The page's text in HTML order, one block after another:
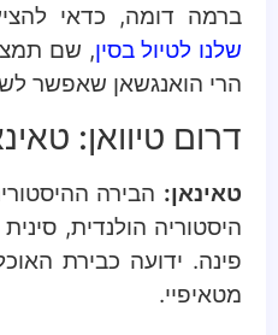
ברמה דומה, כדאי
שלנו לטיול בסין, שם
הרי הואנגשאן שאפשר
דרום טיוואן:
טאינאן:
היסטוריה הולנדית,
פינה. ידועה כבירת
מטאיפיי.